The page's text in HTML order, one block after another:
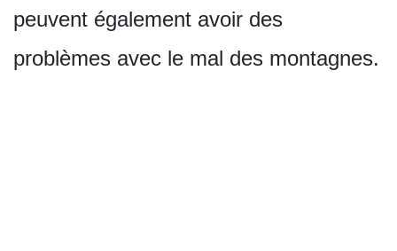
peuvent également avoir des
problèmes avec le mal des montagnes.